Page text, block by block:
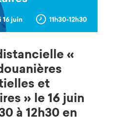
«
et
» le 16 juin
à 12h30 en